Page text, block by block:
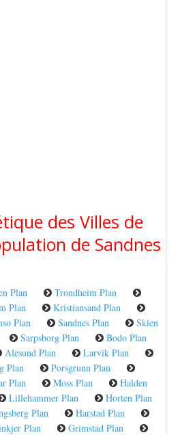
des Villes de
de Sandnes
Plan
Trondheim Plan
Plan
Kristiansand Plan
Plan Sandnes Plan
Skien
Sarpsborg Plan
Bodo Plan
Alesund Plan
Larvik Plan
Plan
Porsgrunn Plan
Plan Moss Plan
Halden
Lillehammer Plan
Horten Plan
Plan
Harstad Plan
Plan
Grimstad Plan